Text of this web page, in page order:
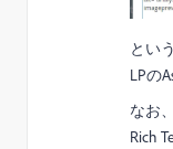
とい
LPの
なお
Rich